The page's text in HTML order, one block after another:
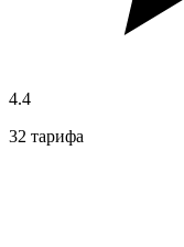
4.4
32 тарифа